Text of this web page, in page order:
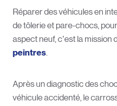
Réparer des véhicules en
de tôlerie et pare-chocs,
aspect neuf, c’est la mission
peintres
Après un diagnostic des
véhicule accidenté, le